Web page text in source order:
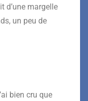
d’une margelle
un peu de
bien cru que